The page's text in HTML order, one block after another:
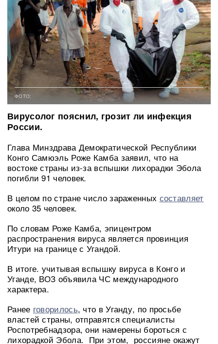
ФОТО:
Вирусолог пояснил, грозит ли инфекция
России.
Глава Минздрава Демократической Республики
Конго Самюэль Роже Камба заявил, что на
востоке страны из-за вспышки лихорадки Эбола
погибли 91 человек.
В целом по стране число зараженных составляет
около 35 человек.
По словам Роже Камба, эпицентром
распространения вируса является провинция
Итури на границе с Угандой.
В итоге. учитывая вспышку вируса в Конго и
Уганде, ВОЗ объявила ЧС международного
характера.
Ранее говорилось, что в Уганду, по просьбе
властей страны, отправятся специалисты
Роспотребнадзора, они намерены бороться с
лихорадкой Эбола. При этом, россияне окажут